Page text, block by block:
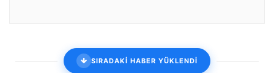
SIRADAKİ HABER YÜKLENDİ